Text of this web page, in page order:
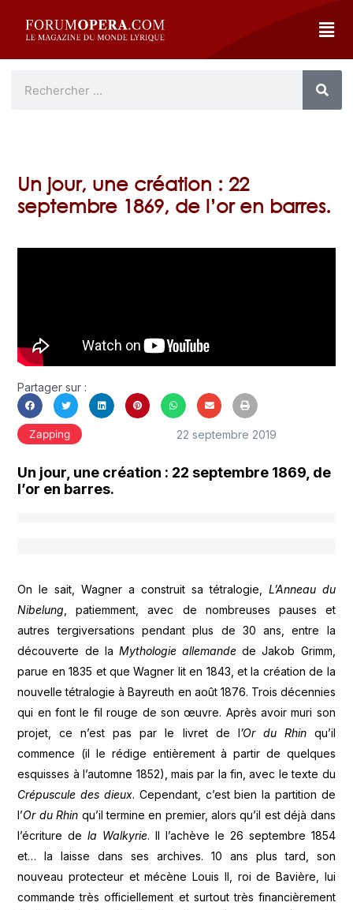
Un jour, une création : 22
septembre 1869, de l’or en barres.
Partager sur :
Zapping 22 septembre 2019
Un jour, une création : 22 septembre 1869, de
l’or en barres.
On le sait, Wagner a construit sa tétralogie, L’Anneau du
Nibelung , patiemment, avec de nombreuses pauses et
autres tergiversations pendant plus de 30 ans, entre la
découverte de la Mythologie allemande de Jakob Grimm,
parue en 1835 et que Wagner lit en 1843, et la création de la
nouvelle tétralogie à Bayreuth en août 1876. Trois décennies
qui en font le fil rouge de son œuvre. Après avoir muri son
projet, ce n’est pas par le livret de l’Or du Rhinqu’il
commence (il le rédige entièrement à partir de quelques
esquisses à l’automne 1852), mais par la fin, avec le texte du
Crépuscule des dieux. Cependant, c’est bien la partition de
l’Or du Rhin qu’il termine en premier, alors qu’il est déjà dans
l’écriture dela Walkyrie. Il l’achève le 26 septembre 1854
et… la laisse dans ses archives. 10 ans plus tard, son
nouveau protecteur et mécène Louis II, roi de Bavière, lui
commande très officiellement et surtout très financièrement